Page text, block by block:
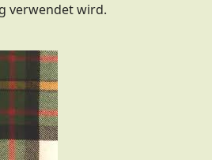
verwendet wird.